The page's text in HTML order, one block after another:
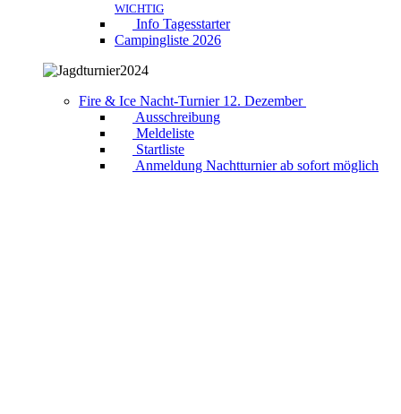
WICHTIG
Info Tagesstarter
Campingliste 2026
Fire & Ice Nacht-Turnier 12. Dezember
Ausschreibung
Meldeliste
Startliste
Anmeldung Nachtturnier ab sofort möglich